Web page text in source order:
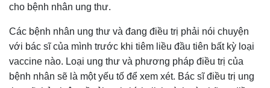
cho bệnh nhân ung thư.
Các bệnh nhân ung thư và đang điều trị phải nói chuyện
với bác sĩ của mình trước khi tiêm liều đầu tiên bất kỳ loại
vaccine nào. Loại ung thư và phương pháp điều trị của
bệnh nhân sẽ là một yếu tố để xem xét. Bác sĩ điều trị ung